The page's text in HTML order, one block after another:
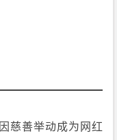
载
善举动成为网红